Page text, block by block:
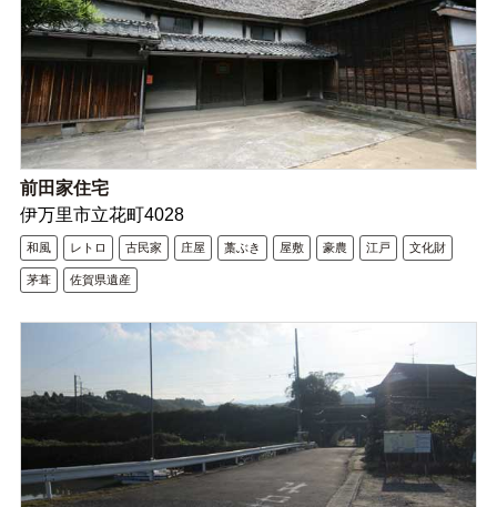
前田家住宅
伊万里市立花町4028
和風 レトロ 古民家 庄屋 藁ぶき 屋敷 豪農 江戸 文化財
茅葺 佐賀県遺産